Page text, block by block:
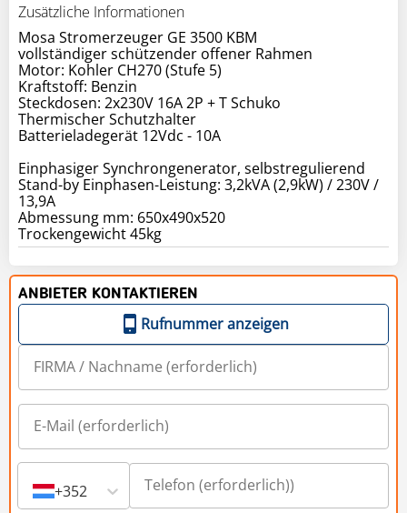
Zusätzliche Informationen
Mosa Stromerzeuger GE 3500 KBM
vollständiger schützender offener Rahmen
Motor: Kohler CH270 (Stufe 5)
Kraftstoff: Benzin
Steckdosen: 2x230V 16A 2P + T Schuko
Thermischer Schutzhalter
Batterieladegerät 12Vdc - 10A
Einphasiger Synchrongenerator, selbstregulierend
Stand-by Einphasen-Leistung: 3,2kVA (2,9kW) / 230V /
13,9A
Abmessung mm: 650x490x520
Trockengewicht 45kg
ANBIETER KONTAKTIEREN
Rufnummer anzeigen
+352